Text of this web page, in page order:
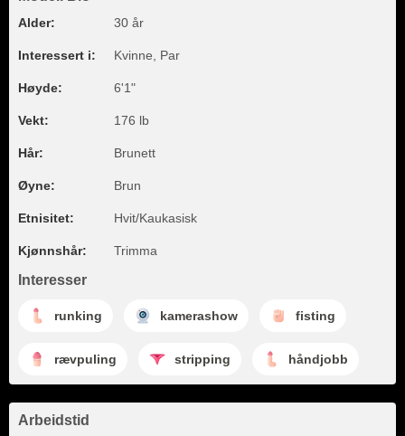
Alder: 30 år
Interessert i: Kvinne, Par
Høyde: 6'1"
Vekt: 176 lb
Hår: Brunett
Øyne: Brun
Etnisitet: Hvit/Kaukasisk
Kjønnshår: Trimma
Interesser
runking kamerashow fisting
rævpuling stripping håndjobb
Arbeidstid